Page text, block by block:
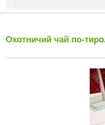
Охотничий чай по-